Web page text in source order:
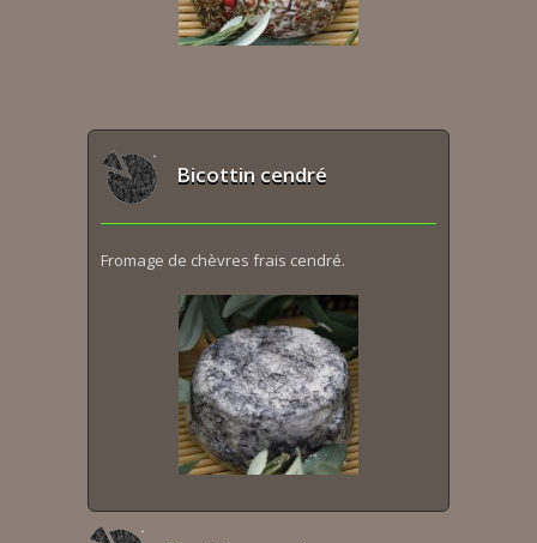
Bicottin cendré
Fromage de chèvres frais cendré.